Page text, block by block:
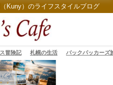
Kuny）のライフスタイルブログ
冒険記 札幌の生活 バックパッカーズ